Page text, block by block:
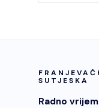
SUTJESKA
Radno